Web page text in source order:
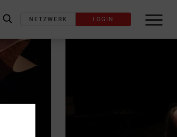
label_search
NETZWERK LOGIN